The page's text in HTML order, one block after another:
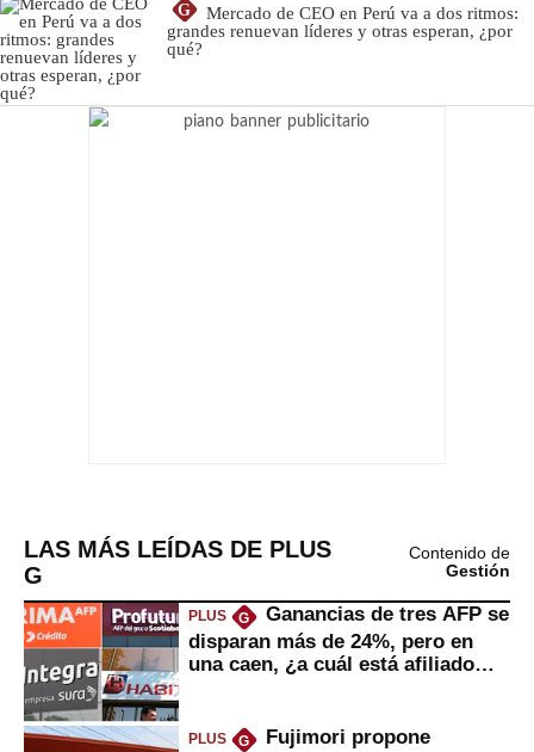
G
Mercado de CEO en Perú va a dos ritmos:
grandes renuevan líderes y otras esperan, ¿por
qué?
LAS MÁS LEÍDAS DE PLUS
G
Contenido de
Gestión
PLUS G
Ganancias de tres AFP se
disparan más de 24%, pero en
una caen, ¿a cuál está afiliado
PLUS G
Fujimori propone